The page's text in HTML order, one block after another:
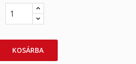
KOSÁRBA
létrehozása